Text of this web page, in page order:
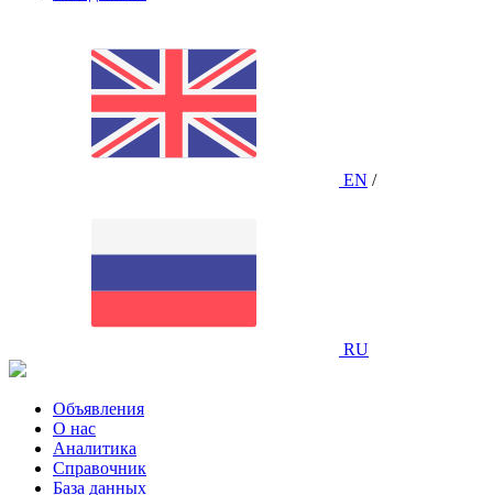
EN /
RU
Объявления
О нас
Аналитика
Справочник
База данных